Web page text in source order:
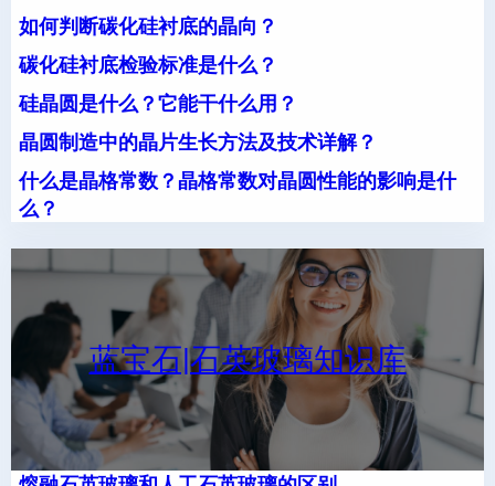
如何判断碳化硅衬底的晶向？
碳化硅衬底检验标准是什么？
硅晶圆是什么？它能干什么用？
晶圆制造中的晶片生长方法及技术详解？
什么是晶格常数？晶格常数对晶圆性能的影响是什
么？
蓝宝石|石英玻璃知识库